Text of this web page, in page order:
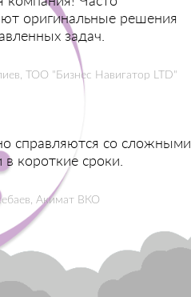
оригинальные решения
задач.
ТОО "Бизнес Навигатор LTD"
справляются со сложными
в короткие сроки.
Акимат ВКО